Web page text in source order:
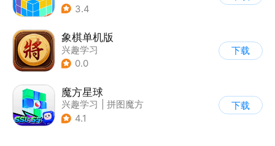
3.4
象棋单机版
兴趣学习
0.0
下载
魔方星球
兴趣学习
拼图魔方
4.1
下载